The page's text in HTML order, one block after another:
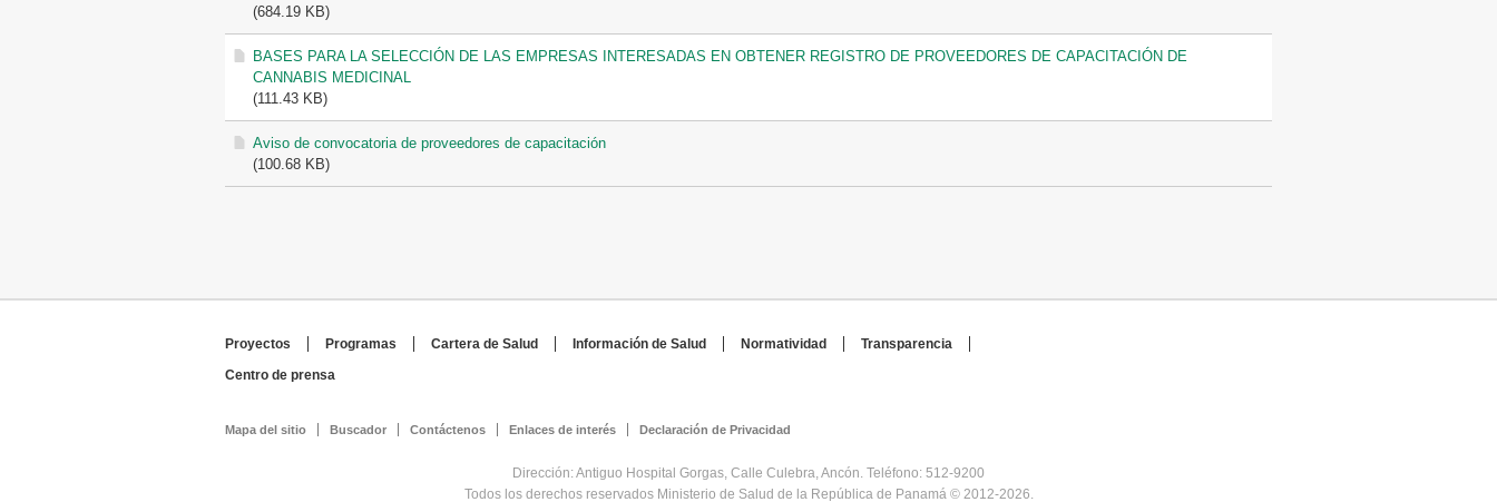
(684.19 KB)
BASES PARA LA SELECCIÓN DE LAS EMPRESAS INTERESADAS EN OBTENER REGISTRO DE PROVEEDORES DE CAPACITACIÓN DE
CANNABIS MEDICINAL
(111.43 KB)
Aviso de convocatoria de proveedores de capacitación
(100.68 KB)
Proyectos Programas Cartera de Salud Información de Salud Normatividad
Transparencia
Centro de prensa
Mapa del sitio Buscador Contáctenos Enlaces de interés Declaración de Privacidad
Dirección: Antiguo Hospital Gorgas, Calle Culebra, Ancón. Teléfono: 512-9200
Todos los derechos reservados Ministerio de Salud de la República de Panamá © 2012-2026.